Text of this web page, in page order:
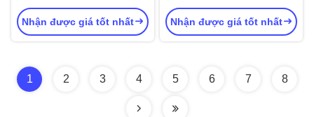
tự động
Nhận được giá tốt nhất
pin dây chuyền sản xuất hàn
Nhận được giá tốt nhất
1 2 3 4 5 6 7 8